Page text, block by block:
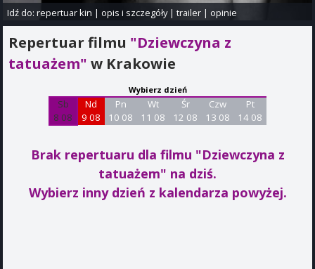
Idź do:repertuar kin |opis i szczegóły|trailer |opinie
Repertuar filmu "Dziewczyna z
tatuażem" w Krakowie
Wybierz dzień
Sb
8 08
Nd
9 08
Pn
10 08
Wt
11 08
Śr
12 08
Czw
13 08
Pt
14 08
Brak repertuaru dla filmu "Dziewczyna z
tatuażem" na dziś.
Wybierz inny dzień z kalendarza powyżej.